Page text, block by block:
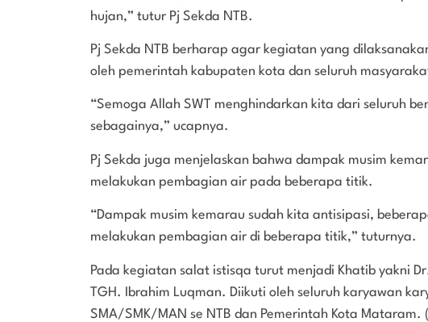
hujan,” tutur Pj Sekda NTB.
Pj Sekda NTB berharap agar kegiatan yang
oleh pemerintah kabupaten kota dan seluruh
“Semoga Allah SWT menghindarkan kita dari seluruh
sebagainya,” ucapnya.
Pj Sekda juga menjelaskan bahwa dampak musim
melakukan pembagian air pada beberapa titik.
“Dampak musim kemarau sudah kita antisipasi,
melakukan pembagian air di beberapa titik,” tuturnya.
Pada kegiatan salat istisqa turut menjadi Khatib yakni
TGH. Ibrahim Luqman. Diikuti oleh seluruh karyawan
SMA/SMK/MAN se NTB dan Pemerintah Kota Mataram.